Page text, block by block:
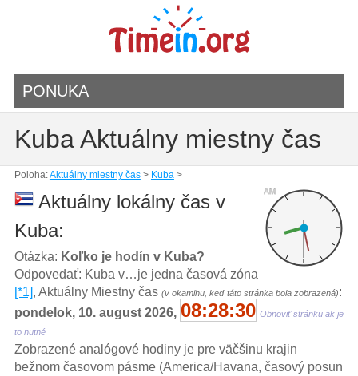
PONUKA
Kuba Aktuálny miestny čas
Poloha:Aktuálny miestny čas> Kuba>
AM
Aktuálny lokálny čas v
Kuba:
Otázka: Koľko je hodín v Kuba?
Odpovedať: Kuba v…je jedna časová zóna
[*1], Aktuálny Miestny čas (v okamihu, keď táto stránka bola zobrazená):
pondelok, 10. august 2026, 08:28:30 Obnoviť stránku ak je
to nutné
Zobrazené analógové hodiny je pre väčšinu krajin
bežnom časovom pásme (America/Havana, časový posun